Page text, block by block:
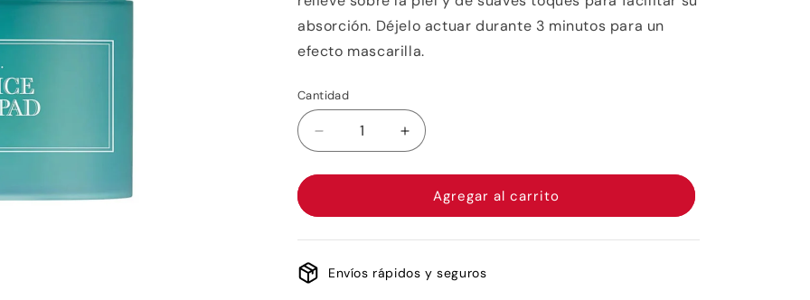
absorción. Déjelo actuar durante 3 minutos para un
efecto mascarilla.
Cantidad
Reducir
cantidad
para
from
Pad
Aumentar
cantidad
para
I&#39;m
from
Pad
Agregar al carrito
Envíos rápidos y seguros